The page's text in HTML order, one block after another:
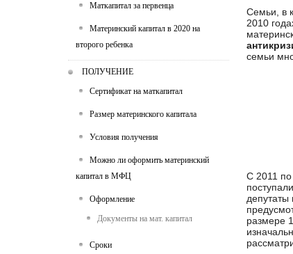
Маткапитал за первенца
Материнский капитал в 2020 на
второго ребенка
ПОЛУЧЕНИЕ
Сертификат на маткапитал
Размер материнского капитала
Условия получения
Можно ли оформить материнский
капитал в МФЦ
Оформление
Документы на мат. капитал
Сроки
Семьи, в
2010
семьи
С 2011 по
депутаты
размере